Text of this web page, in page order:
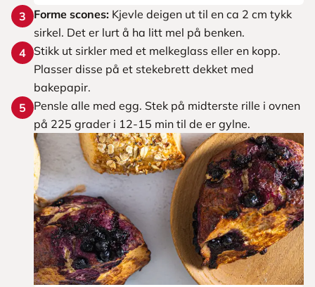
3 Forme scones: Kjevle deigen ut til en ca 2 cm tykk
sirkel. Det er lurt å ha litt mel på benken.
4 Stikk ut sirkler med et melkeglass eller en kopp.
Plasser disse på et stekebrett dekket med
bakepapir.
5
Pensle alle med egg. Stek på midterste rille i ovnen
på 225 grader i 12-15 min til de er gylne.